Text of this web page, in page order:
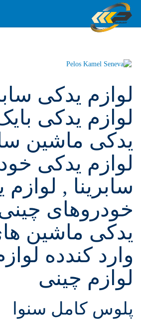
لوازم یدکی
لوازم یدکی
یدکی ماشین
لوازم یدکی
سابرینا ,
خودروهای
یدکی ماشین
وارد کندده
لوازم چینی
پلوس كامل سنوا